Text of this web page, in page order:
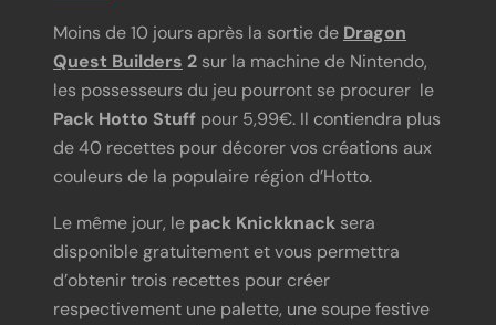
Moins de 10 jours après la sortie de Dragon
Quest Builders 2 sur la machine de Nintendo,
les possesseurs du jeu pourront se procurer le
Pack Hotto Stuff pour 5,99€. Il contiendra plus
de 40 recettes pour décorer vos créations aux
couleurs de la populaire région d’Hotto.
Le même jour, le pack Knickknack sera
disponible gratuitement et vous permettra
d’obtenir trois recettes pour créer
respectivement une palette, une soupe festive